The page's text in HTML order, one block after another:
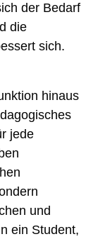
der Bedarf
die
sich.
hinaus
jede
und
ein Student,